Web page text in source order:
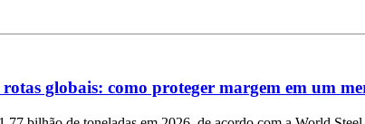
globais: como proteger margem em um